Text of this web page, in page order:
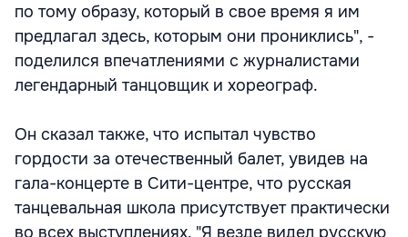
по тому образу, который в свое время я им
предлагал здесь, которым они прониклись", -
поделился впечатлениями с журналистами
легендарный танцовщик и хореограф.
Он сказал также, что испытал чувство
гордости за отечественный балет, увидев на
гала-концерте в Сити-центре, что русская
танцевальная школа присутствует практически
во всех выступлениях. "Я везде видел русскую